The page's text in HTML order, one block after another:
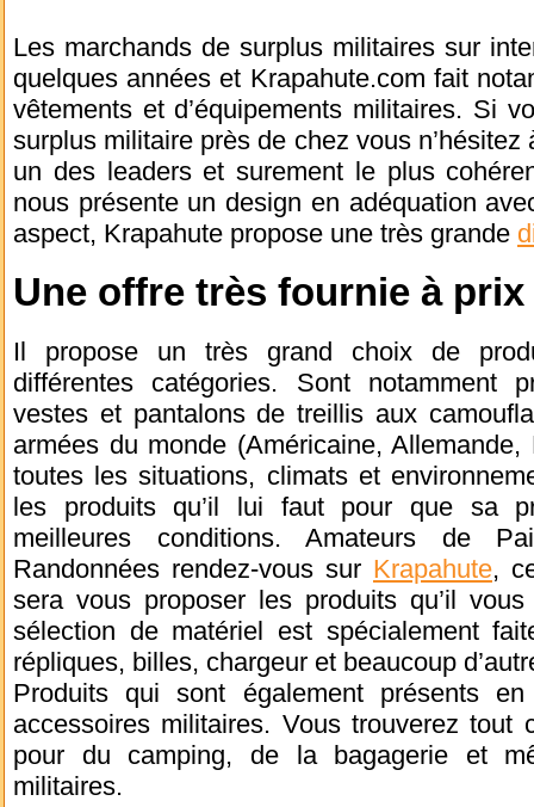
Les marchands de surplus militaires sur
quelques années et Krapahute.com fait
vêtements et d’équipements militaires. Si
surplus militaire près de chez vous
un des leaders et surement le plus
nous présente un design en adéquation
aspect, Krapahute propose une très grande
Une offre très fournie à
Il propose un très grand choix de
différentes catégories. Sont notamment
vestes et pantalons de treillis aux
armées du monde (Américaine,
toutes les situations, climats et
les produits qu’il lui faut pour que sa
meilleures conditions. Amateurs de
Randonnées rendez-vous sur Krapahute,
sera vous proposer les produits qu’il
sélection de matériel est spécialement
répliques, billes, chargeur et beaucoup
Produits qui sont également présents
accessoires militaires. Vous trouverez tout
pour du camping, de la bagagerie et
militaires.